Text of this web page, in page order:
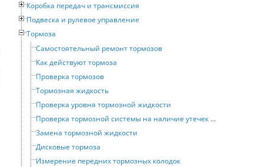
Коробка передач и трансмиссия
Подвеска и рулевое управление
Тормоза
Самостоятельный ремонт тормозов
Как действуют тормоза
Проверка тормозов
Тормозная жидкость
Проверка уровня тормозной жидкости
Проверка тормозной системы на наличие утечек и повреждений
Замена тормозной жидкости
Дисковые тормоза
Измерение передних тормозных колодок